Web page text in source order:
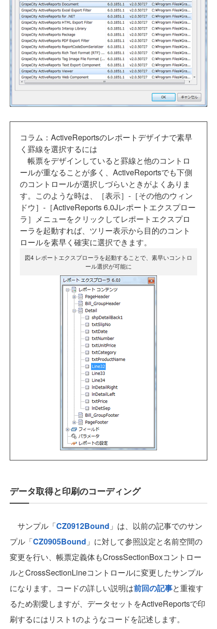
コラム：ActiveReportsのレポートデザイナで素早
く罫線を選択するには
帳票をデザインしていると罫線と他のコントロ
ールが重なることが多く、ActiveReportsでも下側
のコントロールが選択しづらいときがよくありま
す。このような時は、［表示］-［その他のウィン
ドウ］-［ActiveReports 6.0Jレポートエクスプロー
ラ］メニューをクリックしてレポートエクスプロ
ーラを起動すれば、ツリー表示から目的のコント
ロールを素早く確実に選択できます。
図4 レポートエクスプローラを起動することで、素早いコントロ
ール選択が可能に
データ取得と印刷のコーディング
サンプル「CZ0912Bound 」は、以前の記事でのサン
プル「CZ0905Bound 」に対して参照設定と名前空間の
変更を行い、帳票定義体もCrossSectionBoxコントロー
ルとCrossSectionLineコントロールに変更したサンプル
になります。コードの詳しい説明は前回の記事と重複す
るため割愛しますが、データセットをActiveReportsで印
刷するにはリスト1のようなコードを記述します。